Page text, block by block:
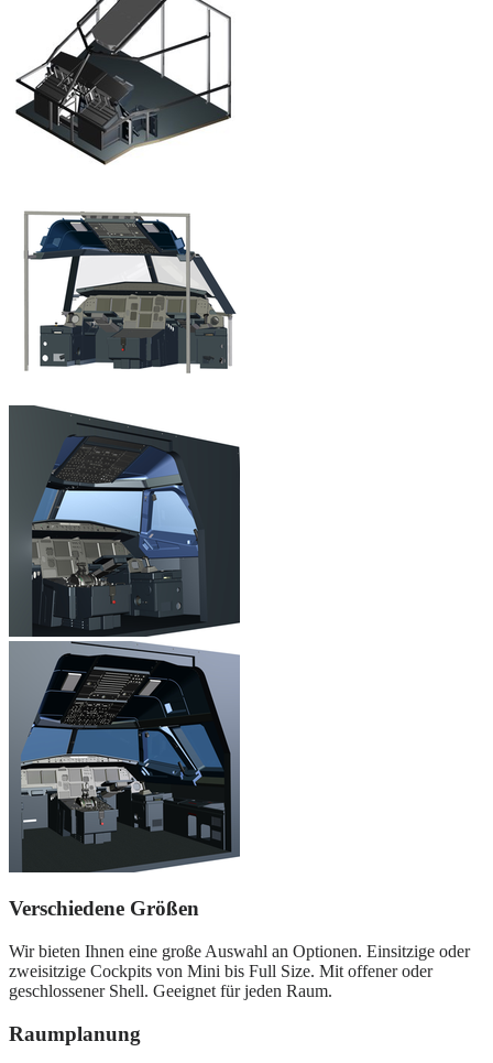
Verschiedene Größen
Wir bieten Ihnen eine große Auswahl an Optionen. Einsitzige oder
zweisitzige Cockpits von Mini bis Full Size. Mit offener oder
geschlossener Shell. Geeignet für jeden Raum.
Raumplanung